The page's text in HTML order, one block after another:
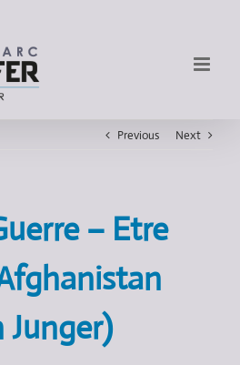
Previous Next
– Etre
Junger)